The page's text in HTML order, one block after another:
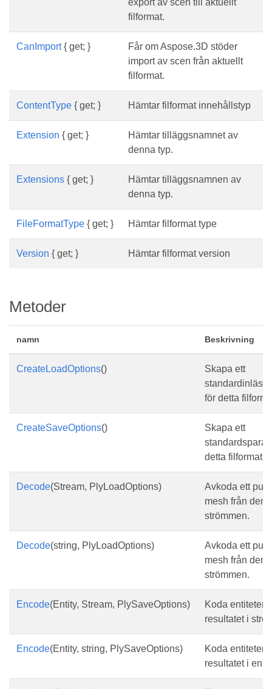
export av scen till aktuellt
filformat.
CanImport{ get; }
Får om Aspose.3D stöder
import av scen från aktuellt
filformat.
ContentType { get; } Hämtar filformat innehållstyp
Extension { get; }
Hämtar tilläggsnamnet av
denna typ.
Extensions { get; }
Hämtar tilläggsnamnen av
denna typ.
FileFormatType { get; } Hämtar filformat type
Version { get; } Hämtar filformat version
Metoder
namn Beskrivning
CreateLoadOptions()
Skapa ett
för detta
CreateSaveOptions()
Skapa ett
detta filformat
Decode(Stream, PlyLoadOptions)
Avkoda ett
mesh från den
strömmen.
Decode(string, PlyLoadOptions)
Avkoda ett
mesh från den
strömmen.
Encode(Entity, Stream, PlySaveOptions)
Koda entiteten
resultatet i
Encode(Entity, string, PlySaveOptions)
Koda entiteten
resultatet i en